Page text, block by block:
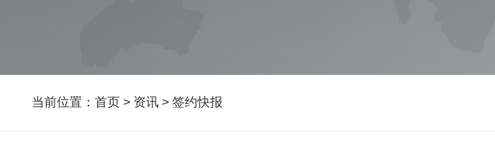
当前位置：首页 > 资讯 >签约快报